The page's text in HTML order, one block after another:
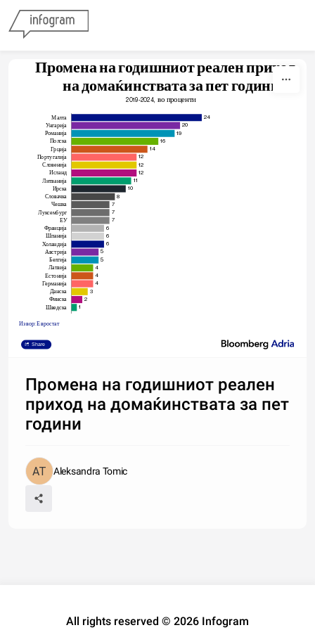
             Промена на годишниот реален приход
                        на домаќинствата за пет години
2019-2024,  во проценти
Малта
Унгарија
Романија
Полска
Грција
Португалија
Словенија
Исланд
Литванија
Ирска
Словачка
Чешка
Луксембург
ЕУ
Франција
Шпанија
Холандија
Австрија
Белгија
Латвија
Естонија
Германија
Данска
Финска
Шведска
24
20
19
16
14
12
12
12
11
10
8
7
7
7
6
6
6
5
5
4
4
4
3
2
1
Извор: Евростат
Share
Промена на годишниот реален
приход на домаќинствата за пет
години
Aleksandra Tomic
All rights reserved © 2026 Infogram